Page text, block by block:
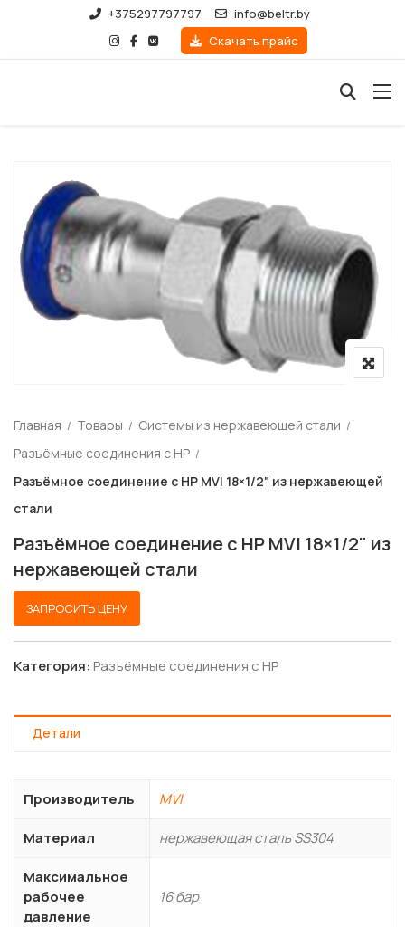
+375297797797
info@beltr.by
Скачать прайс
Главная Товары
Системы из нержавеющей стали
Разъёмные соединения с НР
Разъёмное соединение с НР MVI 18×1/2" из нержавеющей
стали
Разъёмное соединение с НР MVI 18×1/2" из
нержавеющей стали
ЗАПРОСИТЬ ЦЕНУ
Категория:Разъёмные соединения с НР
Детали
Производитель MVI
Материал нержавеющая сталь SS304
Максимальное
рабочее
давление
16 бар